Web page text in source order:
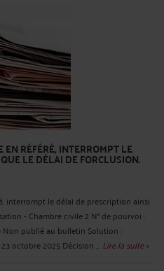
RÉFÉRÉ, INTERROMPT LE
LE DÉLAI DE FORCLUSION.
interrompt le délai de prescription ainsi
- Chambre civile 2 N° de pourvoi :
Non publié au bulletin Solution :
octobre 2025 Décision ... Lire la suite >